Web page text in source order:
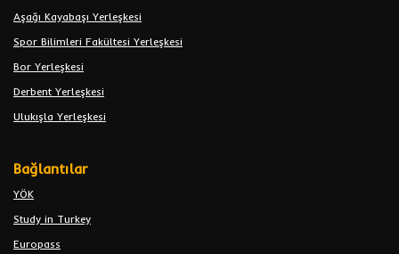
Aşağı Kayabaşı Yerleşkesi
Spor Bilimleri Fakültesi Yerleşkesi
Bor Yerleşkesi
Derbent Yerleşkesi
Ulukışla Yerleşkesi
Bağlantılar
YÖK
Study in Turkey
Europass